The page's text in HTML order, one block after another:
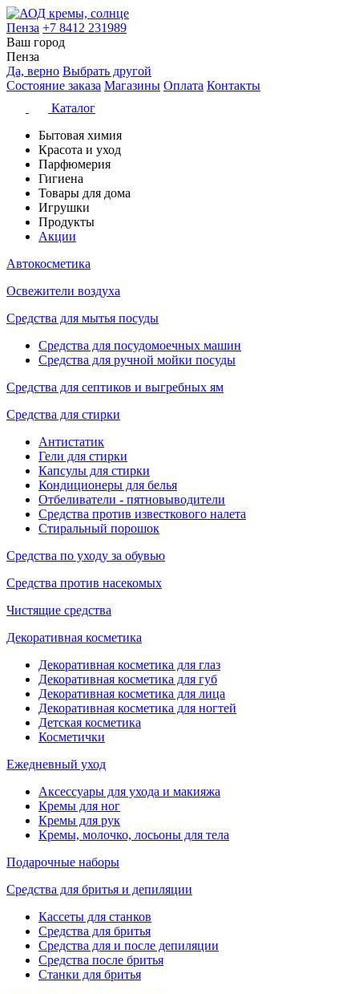
Пенза +7 8412 231989
Ваш город
Пенза
Да, верно Выбрать другой
Состояние заказа Магазины Оплата Контакты
Каталог
Бытовая химия
Красота и уход
Парфюмерия
Гигиена
Товары для дома
Игрушки
Продукты
Акции
Автокосметика
Освежители воздуха
Средства для мытья посуды
Средства для посудомоечных машин
Средства для ручной мойки посуды
Средства для септиков и выгребных ям
Средства для стирки
Антистатик
Гели для стирки
Капсулы для стирки
Кондиционеры для белья
Отбеливатели - пятновыводители
Средства против известкового налета
Стиральный порошок
Средства по уходу за обувью
Средства против насекомых
Чистящие средства
Декоративная косметика
Декоративная косметика для глаз
Декоративная косметика для губ
Декоративная косметика для лица
Декоративная косметика для ногтей
Детская косметика
Косметички
Ежедневный уход
Аксессуары для ухода и макияжа
Кремы для ног
Кремы для рук
Кремы, молочко, лосьоны для тела
Подарочные наборы
Средства для бритья и депиляции
Кассеты для станков
Средства для бритья
Средства для и после депиляции
Средства после бритья
Станки для бритья